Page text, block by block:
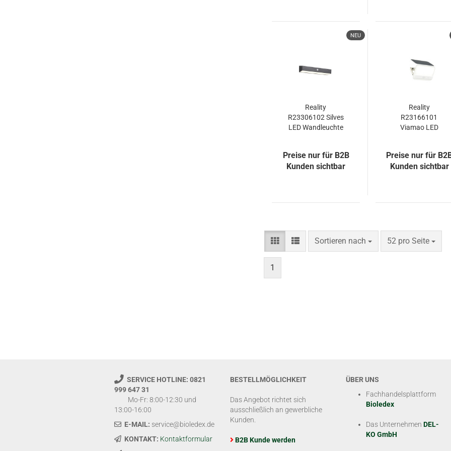
NEU
Reality
R23306102 Silves
LED Wandleuchte
Preise nur für B2B
Kunden sichtbar
Reality
R23166101
Viamao LED
neutralweiss
Preise nur für
Kunden sichtbar
Sortieren nach
Sortieren nach 52 pro Seite
pro Seite
1
SERVICE HOTLINE: 0821
999 647 31
Mo-Fr: 8:00-12:30 und
13:00-16:00
E-MAIL: service@bioledex.de
KONTAKT: Kontaktformular
BESTELLMÖGLICHKEIT
Das Angebot richtet sich
ausschließlich an gewerbliche
Kunden.
B2B Kunde werden
ÜBER UNS
Fachhandelsplattform
Bioledex
Das Unternehmen DEL-
KO GmbH